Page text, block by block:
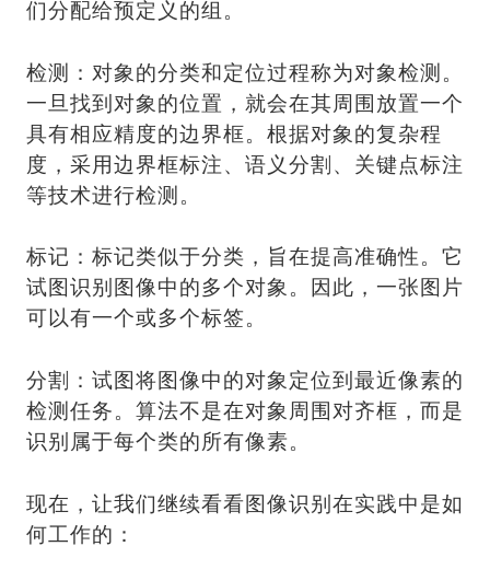
们分配给预定义的组。
检测：对象的分类和定位过程称为对象检测。
一旦找到对象的位置，就会在其周围放置一个
具有相应精度的边界框。根据对象的复杂程
度，采用边界框标注、语义分割、关键点标注
等技术进行检测。
标记：标记类似于分类，旨在提高准确性。它
试图识别图像中的多个对象。因此，一张图片
可以有一个或多个标签。
分割：试图将图像中的对象定位到最近像素的
检测任务。算法不是在对象周围对齐框，而是
识别属于每个类的所有像素。
现在，让我们继续看看图像识别在实践中是如
何工作的：